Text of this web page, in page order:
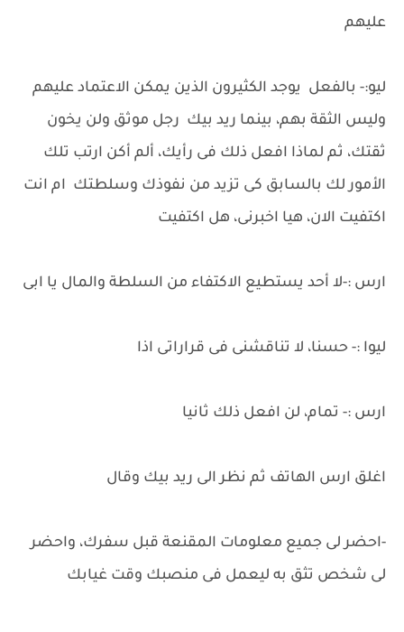
عليهم
ليو:- بالفعل يوجد الكثيرون الذين يمكن الاعتماد عليهم
وليس الثقة بهم، بينما ريد بيك رجل موثق ولن يخون
ثقتك، ثم لماذا افعل ذلك فى رأيك، ألم أكن ارتب تلك
الأمور لك بالسابق كى تزيد من نفوذك وسلطتك ام انت
اكتفيت الان، هيا اخبرنى، هل اكتفيت
ارس :-لا أحد يستطيع الاكتفاء من السلطة والمال يا ابى
ليوا :- حسنا، لا تناقشنى فى قراراتى اذا
ارس :- تمام، لن افعل ذلك ثانيا
اغلق ارس الهاتف ثم نظر الى ريد بيك وقال
-احضر لى جميع معلومات المقنعة قبل سفرك، واحضر
لى شخص تثق به ليعمل فى منصبك وقت غيابك